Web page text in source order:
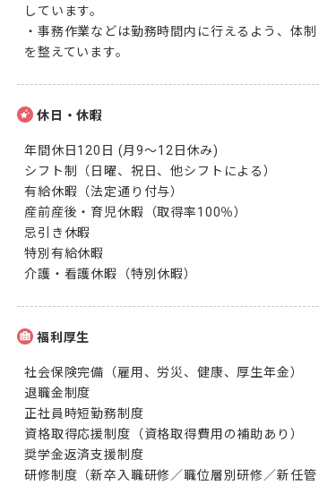
しています。
・事務作業などは勤務時間内に行えるよう、体制
を整えています。
休日・休暇
年間休日120日 (月9～12日休み)
シフト制（日曜、祝日、他シフトによる）
有給休暇（法定通り付与）
産前産後・育児休暇（取得率100％）
忌引き休暇
特別有給休暇
介護・看護休暇（特別休暇）
福利厚生
社会保険完備（雇用、労災、健康、厚生年金）
退職金制度
正社員時短勤務制度
資格取得応援制度（資格取得費用の補助あり）
奨学金返済支援制度
研修制度（新卒入職研修／職位層別研修／新任管